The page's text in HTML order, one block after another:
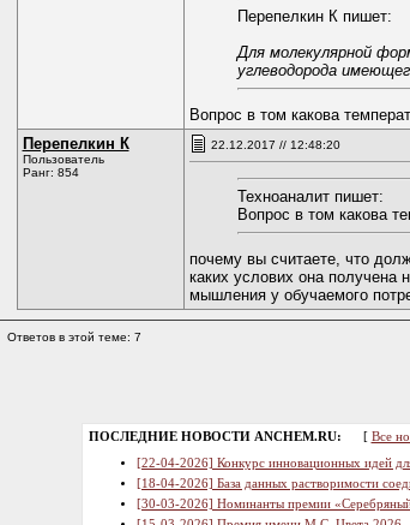
Перепелкин К пишет:
Для молекулярной
углеводорода
Вопрос в том какова
Перепелкин К
Пользователь
Ранг: 854
22.12.2017 // 12:48:20
Техноаналит пишет:
Вопрос в том какова
почему вы считаете, что
каких услових она получена
мышления у обучаемого
Ответов в этой теме: 7
ПОСЛЕДНИЕ НОВОСТИ ANCHEM.RU: [ Все
[22-04-2026] Конкурс инновационных идей
[18-04-2026] База данных растворимости
[30-03-2026] Номинанты премии